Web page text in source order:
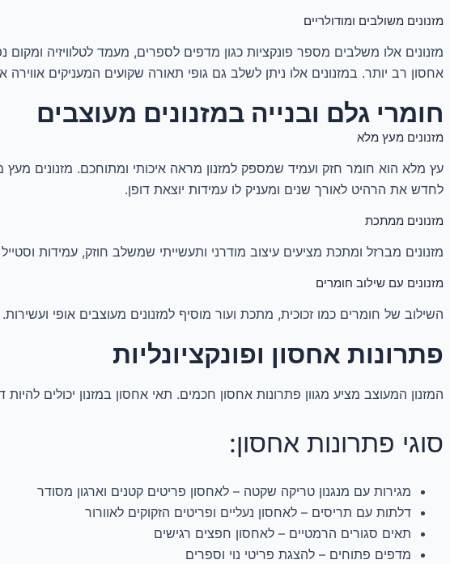
מזנונים משולבים ומודולריים
מזנונים אלו משלבים מספר פונקציות כגון מדפים לספרים, מעמד לטלוויזיה
אחסון רב יותר. במזנונים אלו ניתן לשלב גם גופי תאורה שקועים המעניקים אווירה
חומרי גלם ובנייה במזנונים מעוצבים
מזנונים מעץ מלא
עץ מלא הוא חומר חזק ועמיד שמספק למזנון מראה איכותי ומתוחכם. מזנונים
לחדש את הרהיט לאורך שנים ומעניק לו עמידות יוצאת דופן.
מזנונים ממתכת
מזנונים מברזל ומתכת מציעים עיצוב מודרני ותעשייתי שמשלב חוזק, עמידות
מזנונים עם שילוב חומרים
השילוב של חומרים כמו זכוכית, מתכת ועור מוסיף למזנונים מעוצבים אופי
פתרונות אחסון ופונקציונליות
המזנון המעוצב מציע מגוון פתרונות אחסון חכמים. תאי אחסון במזנון יכולים
סוגי פתרונות אחסון:
מגירות עם מנגנון טריקה שקטה – לאחסון פריטים קטנים וארגון מסודר
דלתות עם תריסים – לאחסון נעליים ופריטים הזקוקים לאוורור
תאים סגורים הרמטיים – לאחסון חפצים רגישים
מדפים פתוחים – להצגת פריטי נוי וספרים